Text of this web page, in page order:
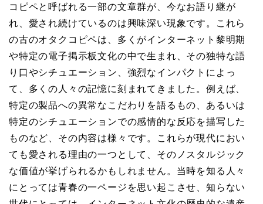
コピペと呼ばれる一部の文章群が、今なお語り継が
れ、愛され続けているのは興味深い現象です。これら
の古のオタクコピペは、多くがインターネット黎明期
や特定の電子掲示板文化の中で生まれ、その独特な語
り口やシチュエーション、強烈なインパクトによっ
て、多くの人々の記憶に刻まれてきました。例えば、
特定の製品への異常なこだわりを語るもの、あるいは
特定のシチュエーションでの感情的な反応を描写した
ものなど、その内容は様々です。これらが現代におい
ても愛される理由の一つとして、そのノスタルジック
な価値が挙げられるかもしれません。当時を知る人々
にとっては青春の一ページを思い起こさせ、知らない